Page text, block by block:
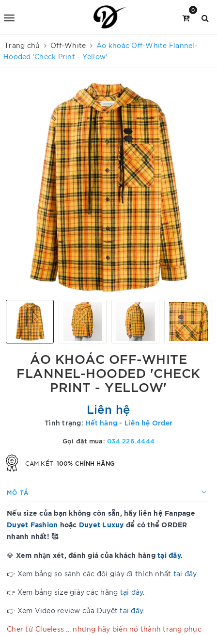
0
Trang chủ Off-White
Áo khoác Off-White Flannel-
Hooded 'Check Print - Yellow'
ÁO KHOÁC OFF-WHITE
FLANNEL-HOODED 'CHECK
PRINT - YELLOW'
Liên hệ
Tình trạng: Hết hàng - Liên hệ Order
Gọi đặt mua:034.226.4444
CAM KẾT 100% CHÍNH HÃNG
MÔ TẢ
Nếu size của bạn không còn sẵn, hãy liên hệ Fanpage
Duyet Fashion hoặc Duyet Luxuy để có thể ORDER
nhanh nhất! 🥰
💎 Xem nhận xét, đánh giá của khách hàng tại đây.
👉 Xem bảng so sánh các đôi giày đi thích nhất tại đây.
👉 Xem bảng size giày các hãng tại đây.
👉 Xem Video review của Duyệttại đây.
Cher từ Clueless ... nhưng hãy biến nó thành trang phục